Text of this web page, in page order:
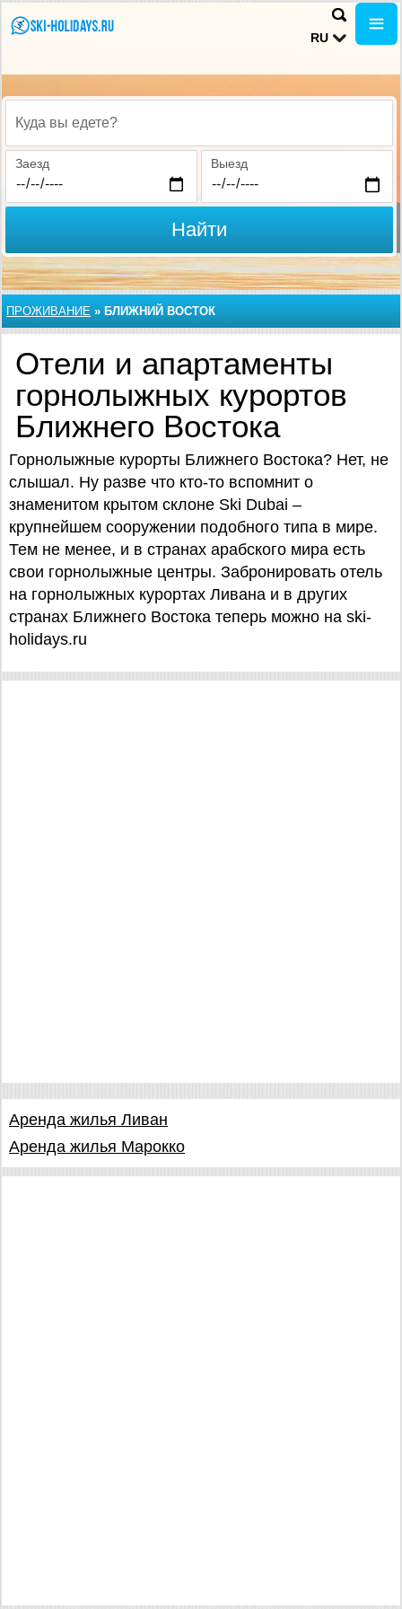
RU
Куда вы едете?
Заезд Выезд
Найти
ПРОЖИВАНИЕ » БЛИЖНИЙ ВОСТОК
Отели и апартаменты
горнолыжных курортов
Ближнего Востока
Горнолыжные курорты Ближнего Востока? Нет, не
слышал. Ну разве что кто-то вспомнит о
знаменитом крытом склоне Ski Dubai –
крупнейшем сооружении подобного типа в мире.
Тем не менее, и в странах арабского мира есть
свои горнолыжные центры. Забронировать отель
на горнолыжных курортах Ливана и в других
странах Ближнего Востока теперь можно на ski-
holidays.ru
Аренда жилья Ливан
Аренда жилья Марокко